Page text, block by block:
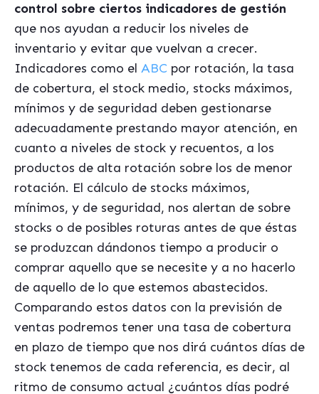
control sobre ciertos indicadores de gestión
que nos ayudan a reducir los niveles de
inventario y evitar que vuelvan a crecer.
Indicadores como el ABC por rotación, la tasa
de cobertura, el stock medio, stocks máximos,
mínimos y de seguridad deben gestionarse
adecuadamente prestando mayor atención, en
cuanto a niveles de stock y recuentos, a los
productos de alta rotación sobre los de menor
rotación. El cálculo de stocks máximos,
mínimos, y de seguridad, nos alertan de sobre
stocks o de posibles roturas antes de que éstas
se produzcan dándonos tiempo a producir o
comprar aquello que se necesite y a no hacerlo
de aquello de lo que estemos abastecidos.
Comparando estos datos con la previsión de
ventas podremos tener una tasa de cobertura
en plazo de tiempo que nos dirá cuántos días de
stock tenemos de cada referencia, es decir, al
ritmo de consumo actual ¿cuántos días podré